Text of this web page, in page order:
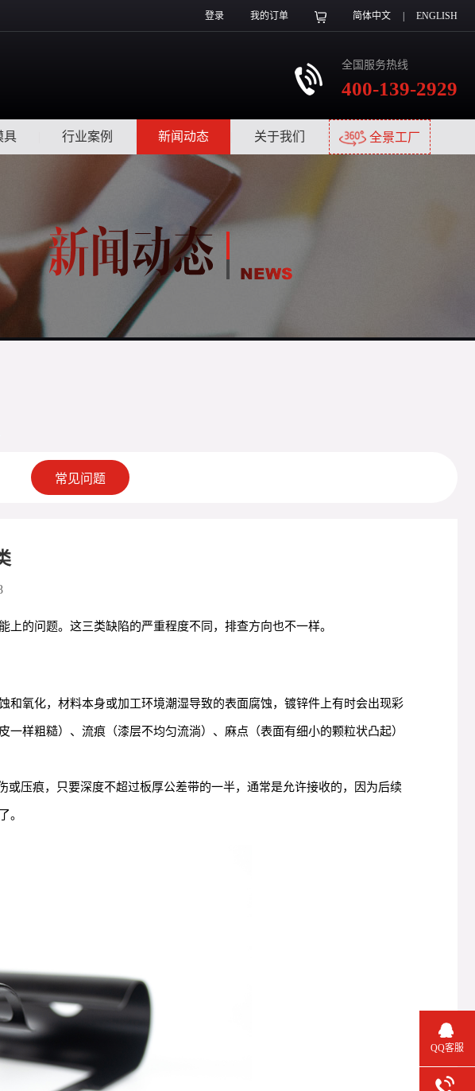
登录 我的订单 简体中文 ENGLISH
全国服务热线
400-139-2929
具 行业案例 新闻动态 关于我们 全景工厂
常见问题
的问题。这三类缺陷的严重程度不同，排查方向也不一样。
氧化，材料本身或加工环境潮湿导致的表面腐蚀，镀锌件上有时会出现彩
样粗糙）、流痕（漆层不均匀流淌）、麻点（表面有细小的颗粒状凸起）
压痕，只要深度不超过板厚公差带的一半，通常是允许接收的，因为后续
。
QQ客服